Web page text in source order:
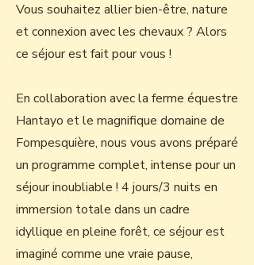
Vous souhaitez allier bien-être, nature
et connexion avec les chevaux ? Alors
ce séjour est fait pour vous !
En collaboration avec la ferme équestre
Hantayo et le magnifique domaine de
Fompesquière, nous vous avons préparé
un programme complet, intense pour un
séjour inoubliable ! 4 jours/3 nuits en
immersion totale dans un cadre
idyllique en pleine forêt, ce séjour est
imaginé comme une vraie pause,